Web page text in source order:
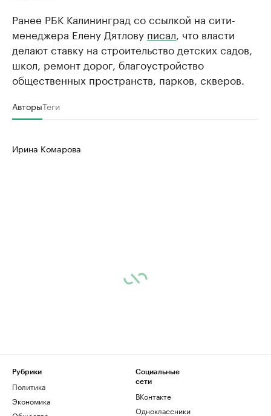
Ранее РБК Калининград со ссылкой на сити-
менеджера Елену Дятлову писал , что власти
делают ставку на строительство детских садов,
школ, ремонт дорог, благоустройство
общественных пространств, парков, скверов.
АвторыТеги
Ирина Комарова
Рубрики
Политика
Экономика
Социальные
сети
ВКонтакте
Одноклассники